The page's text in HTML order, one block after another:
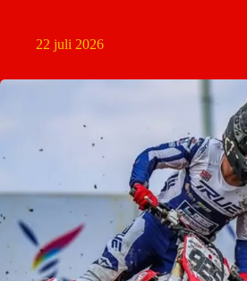
22 juli 2026